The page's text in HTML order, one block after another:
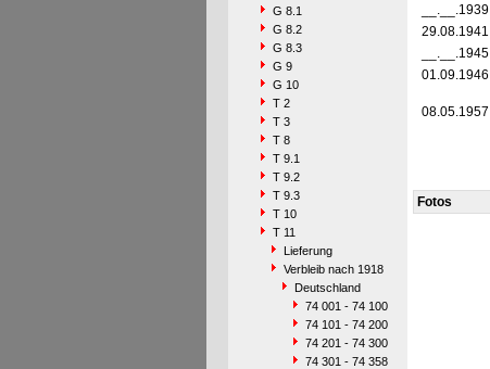
G 8.1
G 8.2
G 8.3
G 9
G 10
T 2
T 3
T 8
T 9.1
T 9.2
T 9.3
T 10
T 11
Lieferung
Verbleib nach 1918
Deutschland
74 001 - 74 100
74 101 - 74 200
74 201 - 74 300
74 301 - 74 358
__.__.1939
29.08.1941
__.__.1945
01.09.1946
08.05.1957
Fotos